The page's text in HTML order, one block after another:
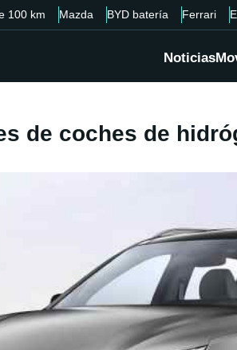
100 km Mazda BYD batería Ferrari
Noticias
de coches de